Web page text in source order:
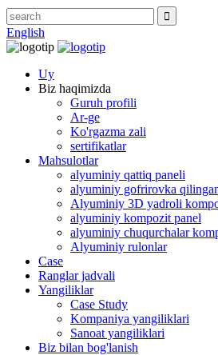
English
Uy
Biz haqimizda
Guruh profili
Ar-ge
Ko'rgazma zali
sertifikatlar
Mahsulotlar
alyuminiy qattiq paneli
alyuminiy gofrirovka
Alyuminiy 3D yadroli
alyuminiy kompozit panel
alyuminiy chuqurchalar
Alyuminiy rulonlar
Case
Ranglar jadvali
Yangiliklar
Case Study
Kompaniya yangiliklari
Sanoat yangiliklari
Biz bilan bog'lanish